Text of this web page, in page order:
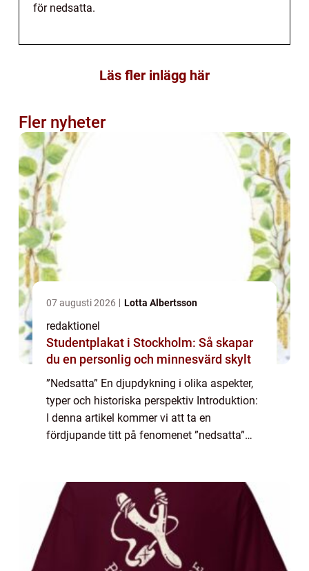
för nedsatta.
Läs fler inlägg här
Fler nyheter
07 augusti 2026 Lotta Albertsson
redaktionel
Studentplakat i Stockholm: Så skapar
du en personlig och minnesvärd skylt
”Nedsatta” En djupdykning i olika aspekter,
typer och historiska perspektiv Introduktion:
I denna artikel kommer vi att ta en
fördjupande titt på fenomenet ”nedsatta”